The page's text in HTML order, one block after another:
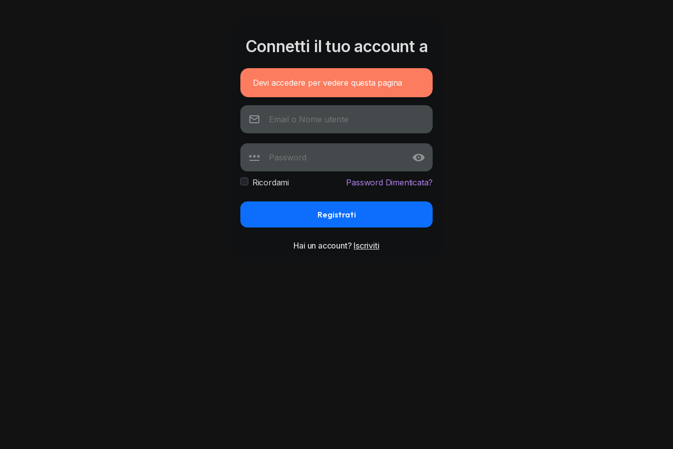
Connetti il tuo account a
Devi accedere per vedere questa pagina
Ricordami Password Dimenticata?
Registrati
Hai un account? Iscriviti